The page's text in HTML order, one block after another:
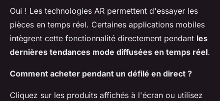
Oui ! Les technologies AR permettent d'essayer les
pièces en temps réel. Certaines applications mobiles
intègrent cette fonctionnalité directement pendant les
dernières tendances mode diffusées en temps réel.
Comment acheter pendant un défilé en direct ?
Cliquez sur les produits affichés à l'écran ou utilisez